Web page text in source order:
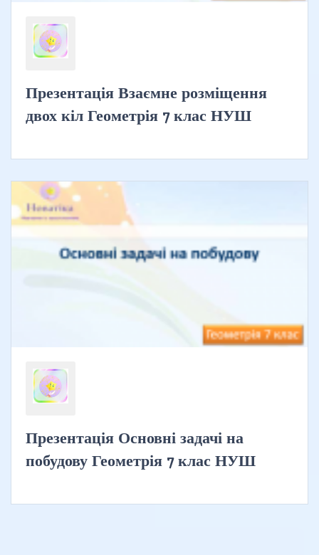
Презентація Взаємне розміщення
двох кіл Геометрія 7 клас НУШ
Презентація Основні задачі на
побудову Геометрія 7 клас НУШ